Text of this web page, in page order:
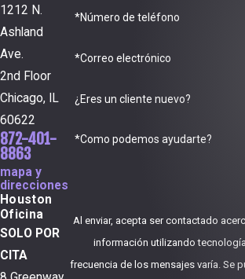
*Número de teléfono
*Correo electrónico
¿Eres un cliente nuevo?
*Como podemos ayudarte?
Al enviar, acepta ser contactado
información utilizando
frecuencia de los mensajes varía. Se
1212 N.
Ashland
Ave.
2nd Floor
Chicago, IL
60622
872-401-
8863
mapa y
direcciones
Houston
Oficina
SOLO POR
CITA